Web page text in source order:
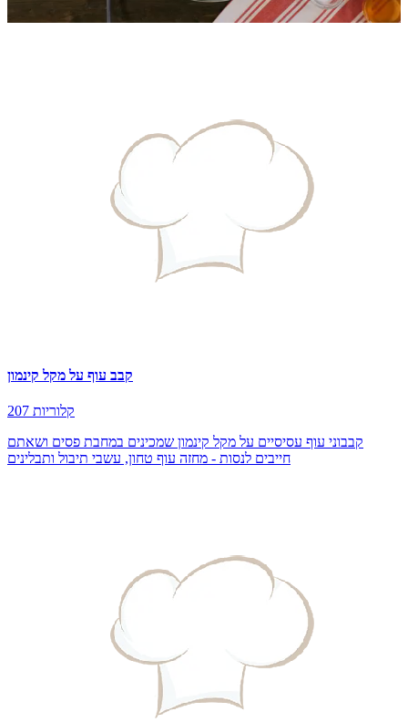
קבב עוף על מקל קינמון
207 קלוריות
קבבוני עוף עסיסיים על מקל קינמון שמכינים במחבת פסים ושאתם
חייבים לנסות - מחזה עוף טחון, עשבי תיבול ותבלינים